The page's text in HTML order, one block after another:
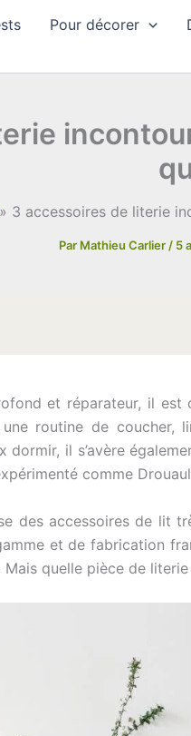
Pour décorer
3 accessoires de literie
Par Mathieu Carlier / 5
et réparateur, il
routine de coucher,
il s’avère
comme
des accessoires de lit
et de fabrication
quelle pièce de